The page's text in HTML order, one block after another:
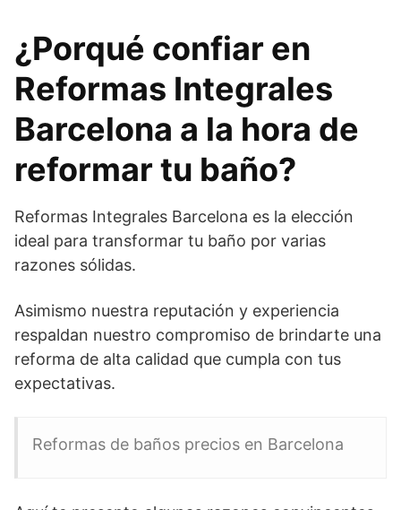
¿Porqué confiar en
Reformas Integrales
Barcelona a la hora de
reformar tu baño?
Reformas Integrales Barcelona es la elección
ideal para transformar tu baño por varias
razones sólidas.
Asimismo nuestra reputación y experiencia
respaldan nuestro compromiso de brindarte una
reforma de alta calidad que cumpla con tus
expectativas.
Reformas de baños precios en Barcelona